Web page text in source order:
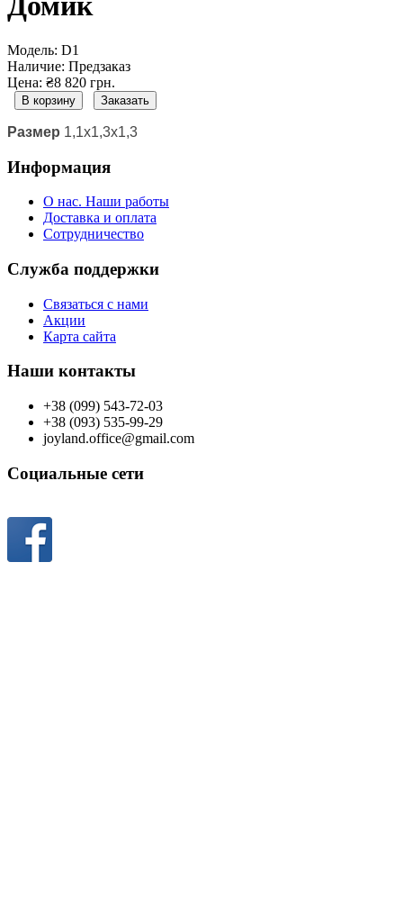
Модель: D1
Наличие: Предзаказ
Цена: ₴8 820 грн.
В корзину Заказать
Размер 1,1х1,3х1,3
Информация
О нас. Наши работы
Доставка и оплата
Сотрудничество
Служба поддержки
Связаться с нами
Акции
Карта сайта
Наши контакты
+38 (099) 543-72-03
+38 (093) 535-99-29
joyland.office@gmail.com
Социальные сети